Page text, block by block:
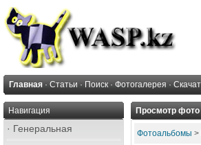
Главная · Статьи · Поиск · Фотогалерея ·
Навигация
· Генеральная
Просмотр фото
Фотоальбомы >